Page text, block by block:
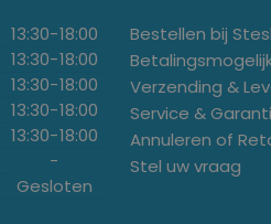
13:30-18:00
13:30-18:00
13:30-18:00
13:30-18:00
13:30-18:00
-
Gesloten
Bestellen bij
Verzending &
Service &
Annuleren of
Stel uw vraag